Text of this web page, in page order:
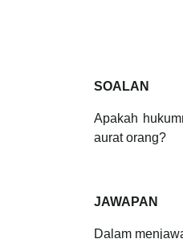
SOALAN
Apakah
aurat orang?
JAWAPAN
Dalam